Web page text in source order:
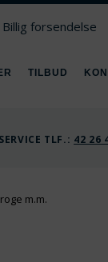
Billig
TILBUD
TLF.: 42 26
m.m.